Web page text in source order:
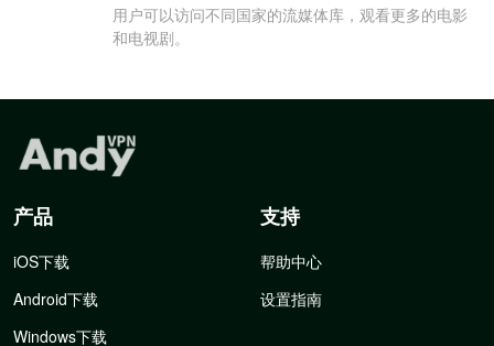
用户可以访问不同国家的流媒体库，观看更多的电影
和电视剧。
产品
iOS下载
Android下载
Windows下载
支持
帮助中心
设置指南